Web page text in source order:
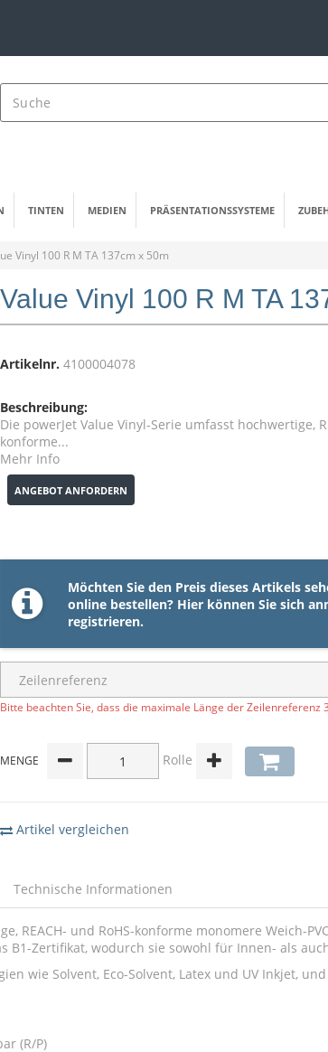
TINTEN MEDIEN PRÄSENTATIONSSYSTEME
Vinyl 100 R M TA 137cm x 50m
Value Vinyl 100 R M TA
Artikelnr. 4100004078
Beschreibung:
Die powerJet Value Vinyl-Serie umfasst hochwertige,
konforme...
Mehr Info
ANGEBOT ANFORDERN
Möchten Sie den Preis dieses Artikels
online bestellen? Hier können Sie sich
registrieren.
Bitte beachten Sie, dass die maximale Länge der Zeilenreferenz
MENGE Rolle
Artikel vergleichen
Technische Informationen
REACH- und RoHS-konforme monomere
B1-Zertifikat, wodurch sie sowohl für Innen- als
wie Solvent, Eco-Solvent, Latex und UV Inkjet,
(R/P)